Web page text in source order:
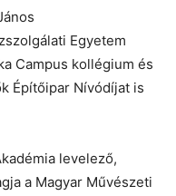
Egyetem
Campus kollégium és
Építőipar Nívódíjat is
levelező,
a Magyar Művészeti